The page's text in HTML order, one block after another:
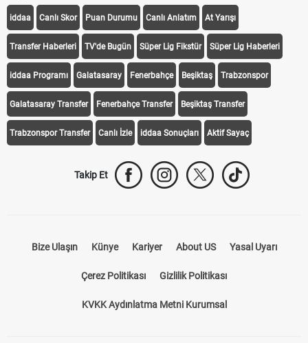
iddaa Canlı Skor Puan Durumu Canlı Anlatım At Yarışı
Transfer Haberleri TV'de Bugün Süper Lig Fikstür Süper Lig Haberleri
iddaa Programı Galatasaray Fenerbahçe Beşiktaş Trabzonspor
Galatasaray Transfer Fenerbahçe Transfer Beşiktaş Transfer
Trabzonspor Transfer Canlı İzle iddaa Sonuçları Aktif Sayaç
Takip Et
Bize Ulaşın Künye Kariyer About US Yasal Uyarı
Çerez Politikası Gizlilik Politikası
KVKK Aydınlatma Metni Kurumsal